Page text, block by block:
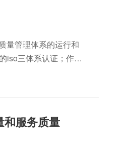
量管理体系的运行和
iso三体系认证；作为
书，或外审员证书
和服务质量